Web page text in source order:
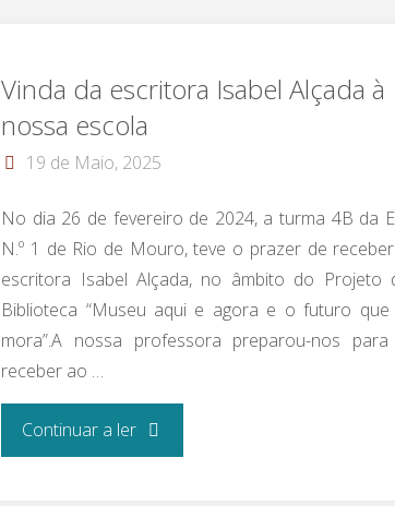
Vinda da escritora Isabel Alçada à
nossa escola
19 de Maio, 2025
No dia 26 de fevereiro de 2024, a turma 4B da
N.º 1 de Rio de Mouro, teve o prazer de
escritora Isabel Alçada, no âmbito do Projeto
Biblioteca “Museu aqui e agora e o futuro que
mora”.A nossa professora preparou-nos
receber ao …
Continuar a ler"Vinda da